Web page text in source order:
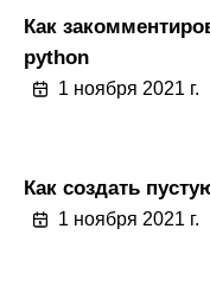
Как
python
1 ноября 2021 г.
Как создать
1 ноября 2021 г.